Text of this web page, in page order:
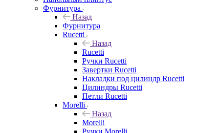
Фурнитура
Назад
Фурнитура
Rucetti
Назад
Rucetti
Ручки Rucetti
Завертки Rucetti
Накладки под цилиндр Rucetti
Цилиндры Rucetti
Петли Rucetti
Morelli
Назад
Morelli